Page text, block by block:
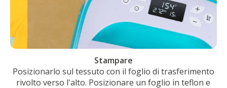
Stampare
Posizionarlo sul tessuto con il foglio di trasferimento
rivolto verso l'alto. Posizionare un foglio in teflon e